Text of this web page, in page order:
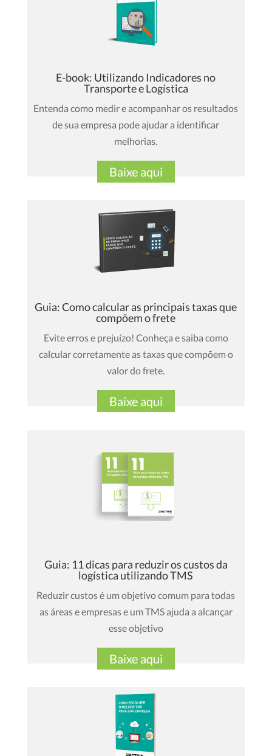
E-book: Utilizando Indicadores no
Transporte e Logística
Entenda como medir e acompanhar os resultados
de sua empresa pode ajudar a identificar
melhorias.
Baixe aqui
Guia: Como calcular as principais taxas que
compõem o frete
Evite erros e prejuízo! Conheça e saiba como
calcular corretamente as taxas que compõem o
valor do frete.
Baixe aqui
Guia: 11 dicas para reduzir os custos da
logística utilizando TMS
Reduzir custos é um objetivo comum para todas
as áreas e empresas e um TMS ajuda a alcançar
esse objetivo
Baixe aqui